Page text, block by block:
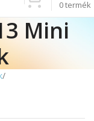
0termék
Mini